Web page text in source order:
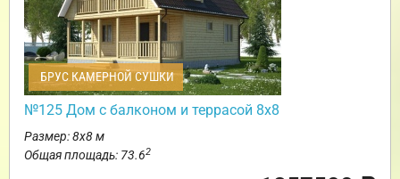
БРУС КАМЕРНОЙ СУШКИ
№125 Дом с балконом и террасой 8х8
Размер: 8х8 м
Общая площадь: 73.62